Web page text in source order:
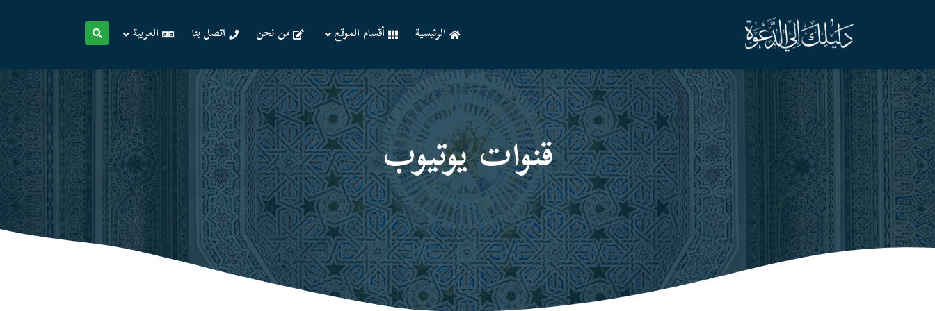
الرئيسية أقسام الموقع من نحن اتصل بنا العربية
قنوات یوتیوب